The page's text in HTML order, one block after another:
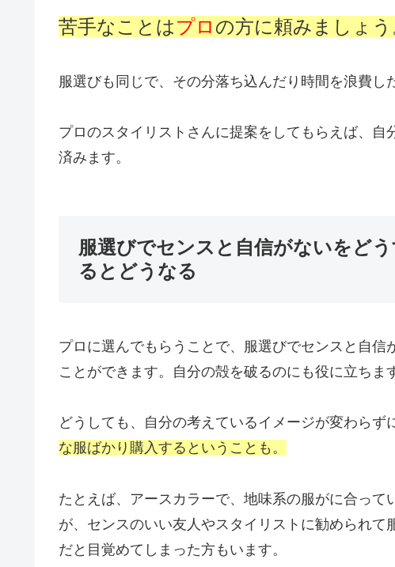
苦手なことはプロ の方に頼みましょう
服選びも同じで、その分落ち込んだり時間を浪費し
プロのスタイリストさんに提案をしてもらえば、
済みます。
服選びでセンスと自信がないをど
るとどうなる
プロに選んでもらうことで、服選びでセンスと自
ことができます。自分の殻を破るのにも役に立ちま
どうしても、自分の考えているイメージが変わらず
な服ばかり購入するということも。
たとえば、アースカラーで、地味系の服がに合っ
が、センスのいい友人やスタイリストに勧められ
だと目覚めてしまった方もいます。